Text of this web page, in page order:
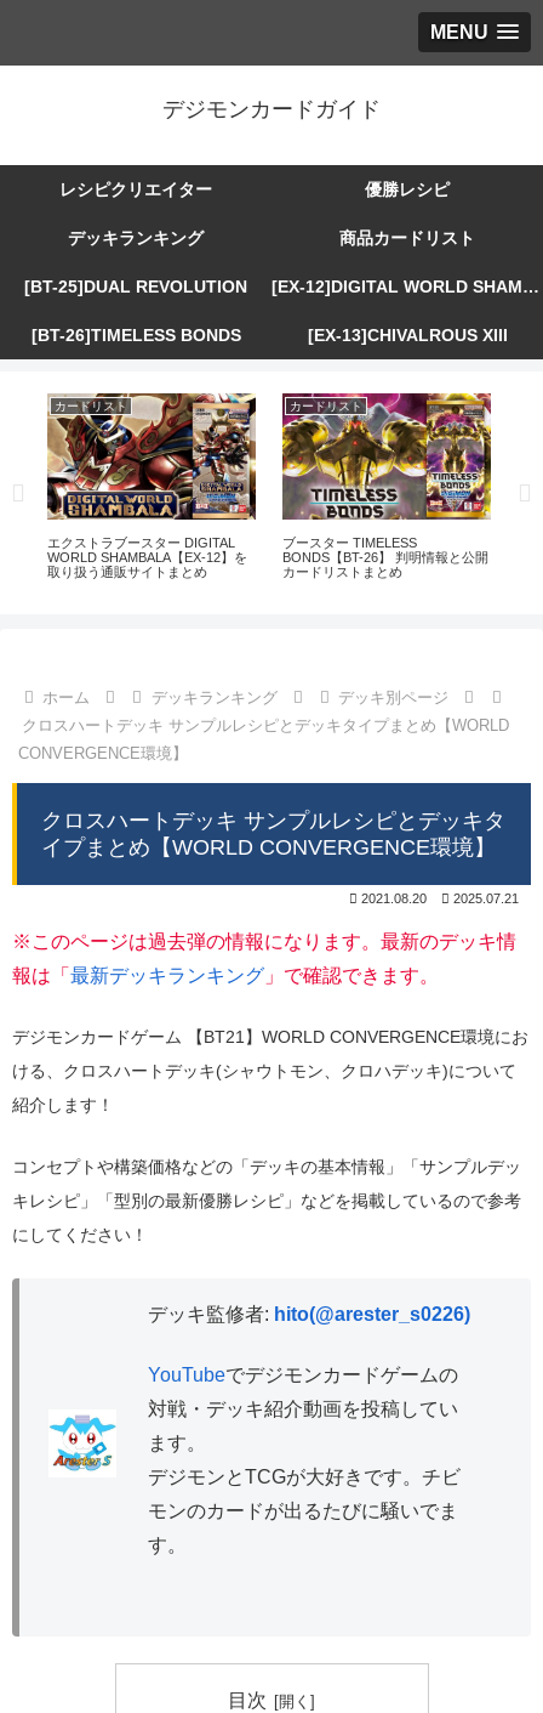
MENU
デジモンカードガイド
レシピクリエイター 優勝レシピ
デッキランキング 商品カードリスト
[BT-25]DUAL REVOLUTION [EX-12]DIGITAL WORLD SHAMBALA
[BT-26]TIMELESS BONDS [EX-13]CHIVALROUS XIII
カードリスト
エクストラブースター DIGITAL
WORLD SHAMBALA【EX-12】を
取り扱う通販サイトまとめ
カードリスト
ブースター TIMELESS
BONDS【BT-26】 判明情報と公開
カードリストまとめ
ホーム デッキランキング
デッキ別ページ
クロスハートデッキ サンプルレシピとデッキタイプまとめ【WORLD
CONVERGENCE環境】
クロスハートデッキ サンプルレシピとデッキタ
イプまとめ【WORLD CONVERGENCE環境】
2021.08.20 2025.07.21
※このページは過去弾の情報になります。最新のデッキ情
報は「 最新デッキランキング 」で確認できます。
デジモンカードゲーム 【BT21】WORLD CONVERGENCE環境にお
ける、クロスハートデッキ(シャウトモン、クロハデッキ)について
紹介します！
コンセプトや構築価格などの「デッキの基本情報」「サンプルデッ
キレシピ」「型別の最新優勝レシピ」などを掲載しているので参考
にしてください！
デッキ監修者: hito(@arester_s0226)
YouTubeでデジモンカードゲームの
対戦・デッキ紹介動画を投稿してい
ます。
デジモンとTCGが大好きです。チビ
モンのカードが出るたびに騒いでま
す。
目次